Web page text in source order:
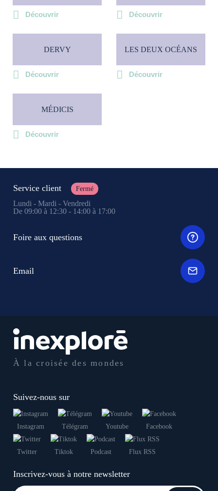
Découvrir Découvrir
DERVY
Découvrir
LES DEUX OCÉANS
Découvrir
MÉDICIS
Découvrir
À la croisée des mondes
Suivez-nous sur
Instagram Télégram Youtube Facebook
Twitter Tiktok Podcast Flux RSS
Inscrivez-vous à notre newsletter
Service client Fermé
Lundi - Mardi - Vendredi
De 09:00 à 12:30 - 14:00 à 17:00
Foire aux questions
Email